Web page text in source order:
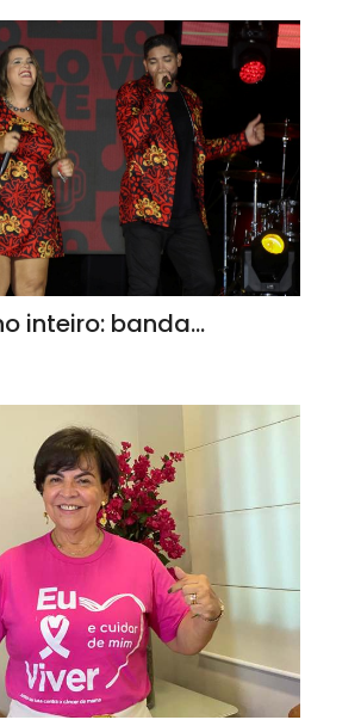
inteiro: banda…